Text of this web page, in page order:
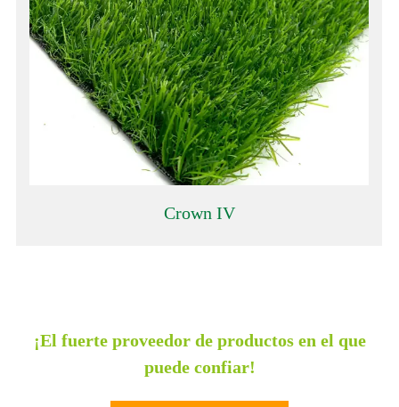
Crown IV
¡El fuerte proveedor de productos en el que
puede confiar!